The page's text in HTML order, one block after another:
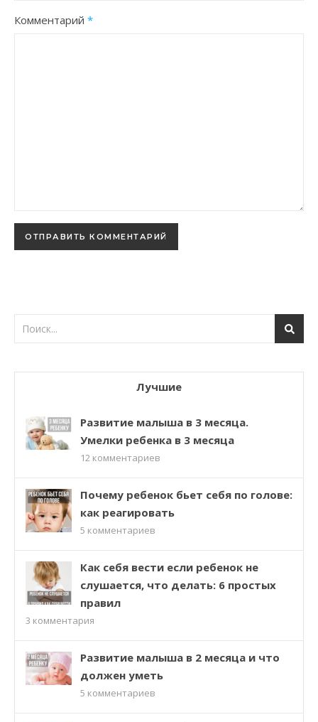
Комментарий *
Лучшие
Развитие малыша в 3 месяца.
Умелки ребенка в 3 месяца
12 комментариев
Почему ребенок бьет себя по голове:
как реагировать
5 комментариев
Как себя вести если ребенок не
слушается, что делать: 6 простых
правил
3 комментария
Развитие малыша в 2 месяца и что
должен уметь
5 комментариев